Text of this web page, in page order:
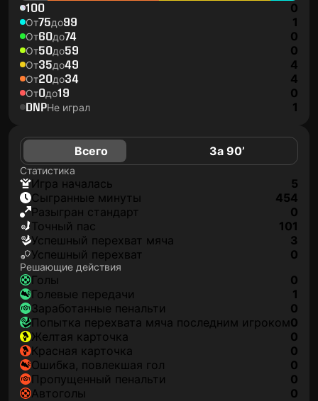
100 0
От75до99 1
От60до74 0
От50до59 0
От35до49 4
От20до34 4
От0до19 0
DNPНе играл 1
Всего За 90’
Статистика
игра началась
5
сыгранные минуты
454
разыгран стандарт
0
точный пас
101
успешный перехват мяча
3
успешный перехват
0
Решающие действия
голы
0
голевые передачи
1
заработанные пенальти
0
попытка перехвата мяча последним игроком0
желтая карточка
0
красная карточка
0
ошибка, повлекшая гол
0
пропущенный пенальти
0
автоголы
0